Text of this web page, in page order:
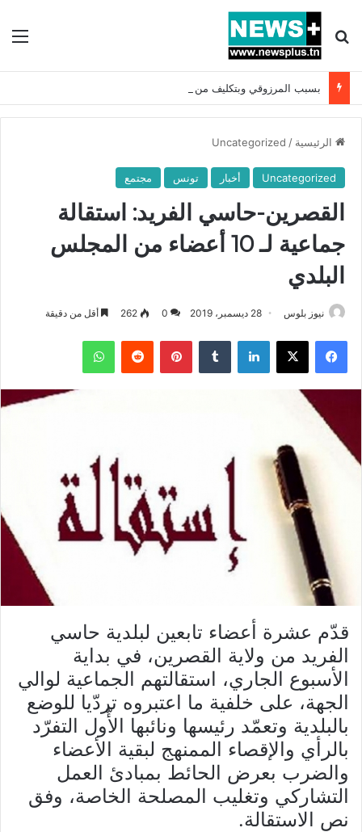
بحث عن
الرئيسية /
Uncategorized
Uncategorized أخبار تونس مجتمع
القصرين-حاسي الفريد: استقالة
جماعية لـ 10 أعضاء من المجلس
البلدي
نيوز بلوس 28 ديسمبر، 2019 0
262 أقل من دقيقة
فيسبوك X لينكدإن بينتيريست واتساب
قدّم عشرة أعضاء تابعين لبلدية حاسي
الفريد من ولاية القصرين، في بداية
الأسبوع الجاري، استقالتهم الجماعية لوالي
الجهة، على خلفية ما اعتبروه تردّيا للوضع
بالبلدية وتعمّد رئيسها ونائبها الأّول التفرّد
بالرأي والإقصاء الممنهج لبقية الأعضاء
والضرب بعرض الحائط بمبادئ العمل
التشاركي وتغليب المصلحة الخاصة، وفق
نص الاستقالة.